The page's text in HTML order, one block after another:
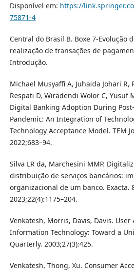
Disponível em: https://
75871-4
Central do Brasil B. Boxe 7-Evolução
realização de transações de
Introdução.
Michael Musyaffi A, Juhaida Johari R,
Respati D, Wiradendi Wolor C, Yusuf
Digital Banking Adoption During
Pandemic: An Integration of
Technology Acceptance Model. TEM
2022;683–94.
Silva LR da, Marchesini MMP.
distribuição de serviços bancários:
organizacional de um banco. Exacta.
2023;22(4):1175–204.
Venkatesh, Morris, Davis, Davis. User
Information Technology: Toward a
Quarterly. 2003;27(3):425.
Venkatesh, Thong, Xu. Consumer